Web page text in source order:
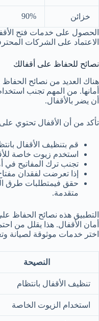
خزائن 90%
الحصول على خدمات فتح
الاعتماد على الشركات
نصائح للحفاظ على أقفالك
هناك العديد من نصائح
أمانها. من المهم تجنب
أن يضر بالأقفال.
تأكد من أن الأقفال تحتوي
قم بتنظيف الأقفال
استخدم زيوت خاصة
تجنب ترك المفاتيح في
إذا تعرضت لفقدان
حقق فيمتطلبات طرق
متقدمة.
التطبيق هذه نصائح الحفاظ
أمان الأقفال. هذا يقلل من
اختر خدمات موثوقة لصيانة
النصيحة
تنظيف الأقفال بانتظام
استخدام الزيوت الخاصة